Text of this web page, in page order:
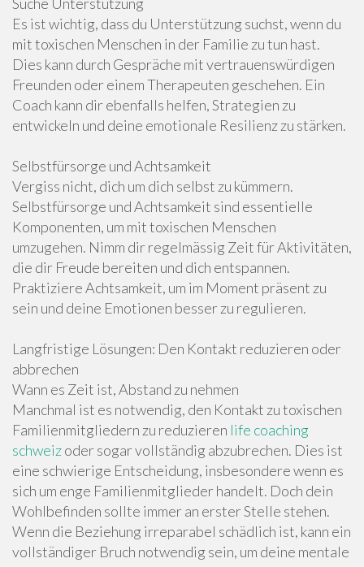
Es ist wichtig, dass du Unterstützung suchst, wenn du
mit toxischen Menschen in der Familie zu tun hast.
Dies kann durch Gespräche mit vertrauenswürdigen
Freunden oder einem Therapeuten geschehen. Ein
Coach kann dir ebenfalls helfen, Strategien zu
entwickeln und deine emotionale Resilienz zu stärken.
Selbstfürsorge und Achtsamkeit
Vergiss nicht, dich um dich selbst zu kümmern.
Selbstfürsorge und Achtsamkeit sind essentielle
Komponenten, um mit toxischen Menschen
umzugehen. Nimm dir regelmässig Zeit für Aktivitäten,
die dir Freude bereiten und dich entspannen.
Praktiziere Achtsamkeit, um im Moment präsent zu
sein und deine Emotionen besser zu regulieren.
Langfristige Lösungen: Den Kontakt reduzieren oder
abbrechen
Wann es Zeit ist, Abstand zu nehmen
Manchmal ist es notwendig, den Kontakt zu toxischen
Familienmitgliedern zu reduzieren life coaching
schweizoder sogar vollständig abzubrechen. Dies ist
eine schwierige Entscheidung, insbesondere wenn es
sich um enge Familienmitglieder handelt. Doch dein
Wohlbefinden sollte immer an erster Stelle stehen.
Wenn die Beziehung irreparabel schädlich ist, kann ein
vollständiger Bruch notwendig sein, um deine mentale